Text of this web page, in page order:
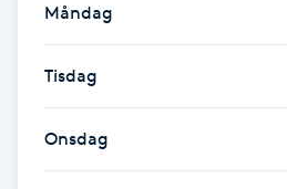
Färgning
Föning
Måndag
Tisdag
Onsdag